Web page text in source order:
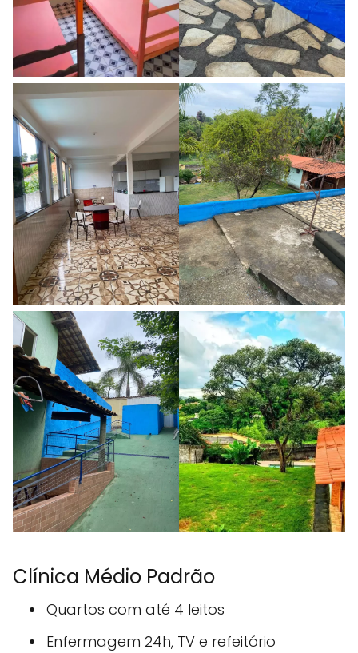
Clínica Médio Padrão
Quartos com até 4 leitos
Enfermagem 24h, TV e refeitório